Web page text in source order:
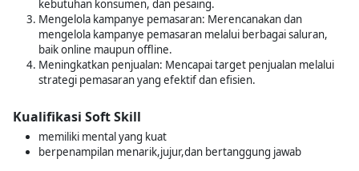
kebutuhan konsumen, dan pesaing.
Mengelola kampanye pemasaran: Merencanakan dan
mengelola kampanye pemasaran melalui berbagai saluran,
baik online maupun offline.
Meningkatkan penjualan: Mencapai target penjualan melalui
strategi pemasaran yang efektif dan efisien.
Kualifikasi Soft Skill
memiliki mental yang kuat
berpenampilan menarik,jujur,dan bertanggung jawab